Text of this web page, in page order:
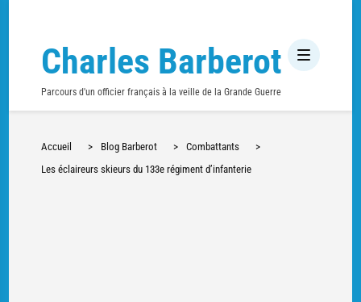
Charles Barberot
Parcours d'un officier français à la veille de la Grande Guerre
Accueil > Blog Barberot > Combattants
>
Les éclaireurs skieurs du 133e régiment d’infanterie